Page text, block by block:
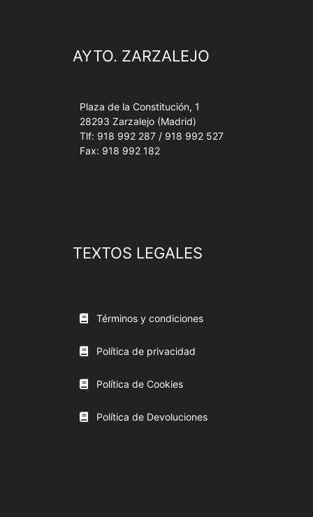
AYTO. ZARZALEJO
Plaza de la Constitución, 1
28293 Zarzalejo (Madrid)
Tlf: 918 992 287 / 918 992 527
Fax: 918 992 182
TEXTOS LEGALES
Términos y condiciones
Política de privacidad
Política de Cookies
Política de Devoluciones